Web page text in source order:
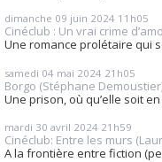
dimanche 09 juin 2024 11h05
Cinéclub : Un vrai crime
Une romance prolétaire qui
samedi 04 mai 2024 21h05
Borgo (Stéphane
Une prison, où qu’elle soit
mardi 30 avril 2024 21h59
Cinéclub: Entre les murs
A la frontière entre fiction